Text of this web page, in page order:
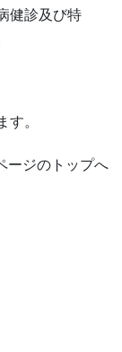
健診及び特
。
ージのトップへ